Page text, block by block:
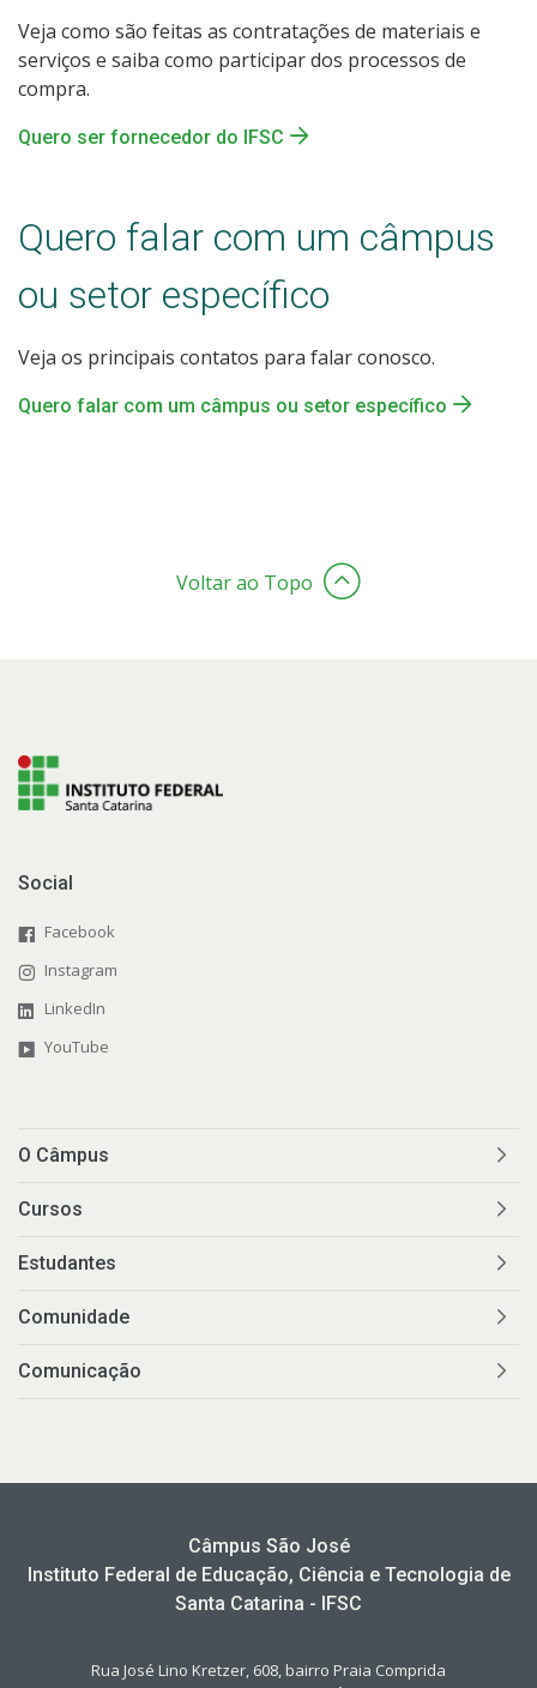
Veja como são feitas as contratações de materiais e
serviços e saiba como participar dos processos de
compra.
Quero ser fornecedor do IFSC
Quero falar com um câmpus
ou setor específico
Veja os principais contatos para falar conosco.
Quero falar com um câmpus ou setor específico
Voltar ao Topo
Social
Facebook
Instagram
LinkedIn
YouTube
O Câmpus
Cursos
Estudantes
Comunidade
Comunicação
Câmpus São José
Instituto Federal de Educação, Ciência e Tecnologia de
Santa Catarina - IFSC
Rua José Lino Kretzer, 608, bairro Praia Comprida